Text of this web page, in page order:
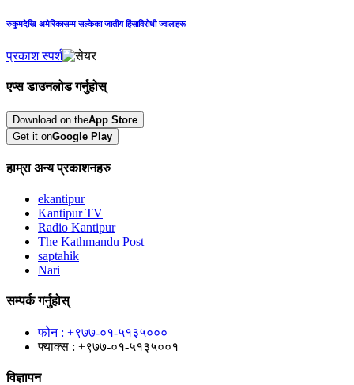
रुकुमदेखि अमेरिकासम्म सल्केका जातीय हिंसाविरोधी ज्वालाहरू
प्रकाश स्पर्श
एप्स डाउनलोड गर्नुहोस्
Download on theApp Store
Get it onGoogle Play
हाम्रा अन्य प्रकाशनहरु
ekantipur
Kantipur TV
Radio Kantipur
The Kathmandu Post
saptahik
Nari
सम्पर्क गर्नुहोस्
फोन : +९७७-०१-५१३५०००
फ्याक्स : +९७७-०१-५१३५००१
विज्ञापन